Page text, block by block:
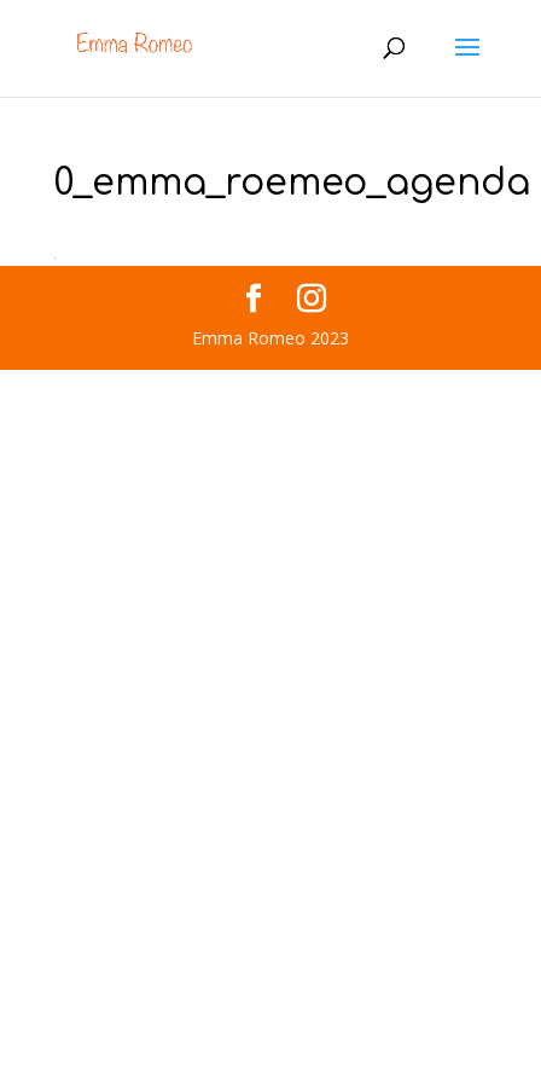
0_emma_roemeo_agenda
Emma Romeo 2023